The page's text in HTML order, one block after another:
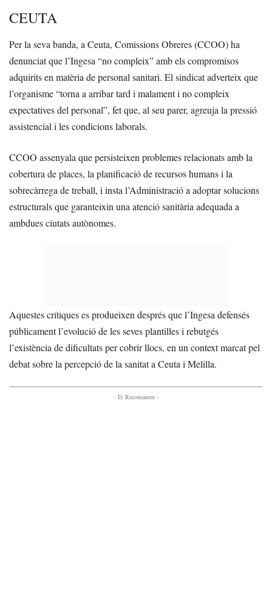
CEUTA
Per la seva banda, a Ceuta, Comissions Obreres (CCOO) ha
denunciat que l’Ingesa “no compleix” amb els compromisos
adquirits en matèria de personal sanitari. El sindicat adverteix que
l’organisme “torna a arribar tard i malament i no compleix
expectatives del personal”, fet que, al seu parer, agreuja la pressió
assistencial i les condicions laborals.
CCOO assenyala que persisteixen problemes relacionats amb la
cobertura de places, la planificació de recursos humans i la
sobrecàrrega de treball, i insta l’Administració a adoptar solucions
estructurals que garanteixin una atenció sanitària adequada a
ambdues ciutats autònomes.
Aquestes crítiques es produeixen després que l’Ingesa defensés
públicament l’evolució de les seves plantilles i rebutgés
l’existència de dificultats per cobrir llocs, en un context marcat pel
debat sobre la percepció de la sanitat a Ceuta i Melilla.
- Et Recomanem -